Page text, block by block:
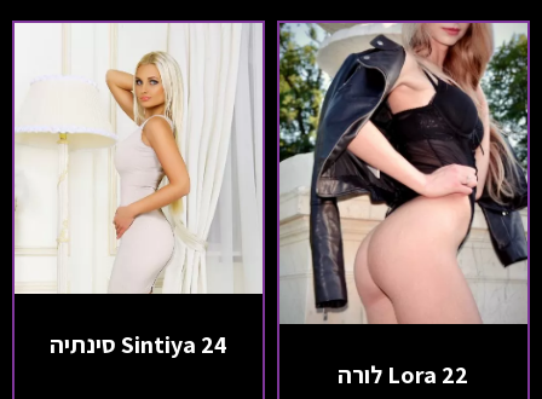
Lora 22 לורה
Sintiya 24 סינתיה